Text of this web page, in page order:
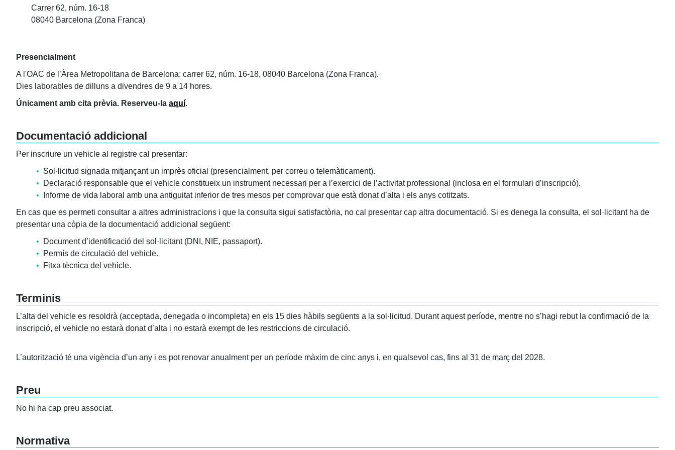
Carrer 62, núm. 16-18
08040 Barcelona (Zona Franca)
Presencialment
A l'OAC de l’Àrea Metropolitana de Barcelona: carrer 62, núm. 16-18, 08040 Barcelona (Zona Franca).
Dies laborables de dilluns a divendres de 9 a 14 hores.
Únicament amb cita prèvia. Reserveu-la aquí.
Documentació addicional
Per inscriure un vehicle al registre cal presentar:
• Sol·licitud signada mitjançant un imprès oficial (presencialment, per correu o telemàticament).
•
Declaració responsable que el vehicle constitueix un instrument necessari per a l’exercici de l’activitat professional (inclosa en el formulari d’inscripció).
• Informe de vida laboral amb una antiguitat inferior de tres mesos per comprovar que està donat d’alta i els anys cotitzats.
En cas que es permeti consultar a altres administracions i que la consulta sigui satisfactòria, no cal presentar cap altra documentació. Si es denega la consulta, el sol·licitant ha de
presentar una còpia de la documentació addicional següent:
•
Document d’identificació del sol·licitant (DNI, NIE, passaport).
•
Permís de circulació del vehicle.
•
Fitxa tècnica del vehicle.
Terminis
L’alta del vehicle es resoldrà (acceptada, denegada o incompleta) en els 15 dies hàbils següents a la sol·licitud. Durant aquest període, mentre no s’hagi rebut la confirmació de la
inscripció, el vehicle no estarà donat d’alta i no estarà exempt de les restriccions de circulació.
L’autorització té una vigència d’un any i es pot renovar anualment per un període màxim de cinc anys i, en qualsevol cas, fins al 31 de març del 2028.
Preu
No hi ha cap preu associat.
Normativa